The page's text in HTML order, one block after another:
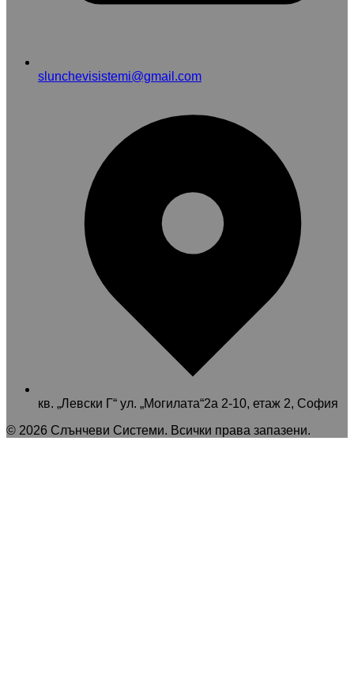
slunchevisistemi@gmail.com
кв. „Левски Г“ ул. „Могилата“2а 2-10, етаж 2, София
© 2026 Слънчеви Системи. Всички права запазени.